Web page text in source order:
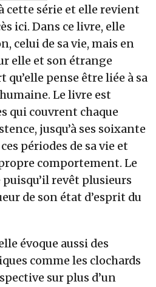
cette série et elle revient
ici. Dans ce livre, elle
celui de sa vie, mais en
elle et son étrange
pense être liée à sa
Le livre est
qui couvrent chaque
jusqu’à ses soixante
périodes de sa vie et
comportement. Le
revêt plusieurs
de son état d’esprit du
évoque aussi des
comme les clochards
sur plus d’un